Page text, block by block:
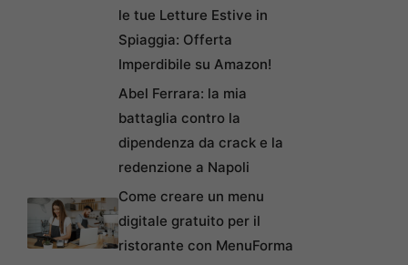
le tue Letture Estive in
Spiaggia: Offerta
Imperdibile su Amazon!
Abel Ferrara: la mia
battaglia contro la
dipendenza da crack e la
redenzione a Napoli
Come creare un menu
digitale gratuito per il
ristorante con MenuForma